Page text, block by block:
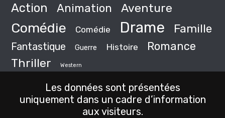
Action Animation Aventure
Comédie Comédie Drame Famille
Fantastique Guerre Histoire Romance
Thriller Western
Les données sont présentées
uniquement dans un cadre d’information
aux visiteurs.